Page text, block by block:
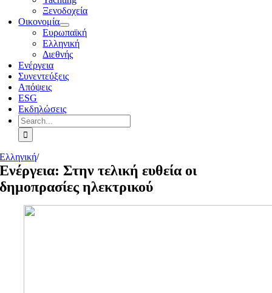
Ξενοδοχεία
Οικονομία
Ευρωπαϊκή
Ελληνική
Διεθνής
Ενέργεια
Συνεντεύξεις
Απόψεις
ESG
Εκδηλώσεις
Search
for:
Ελληνική/
Ενέργεια: Στην τελική ευθεία οι
δημοπρασίες ηλεκτρικού